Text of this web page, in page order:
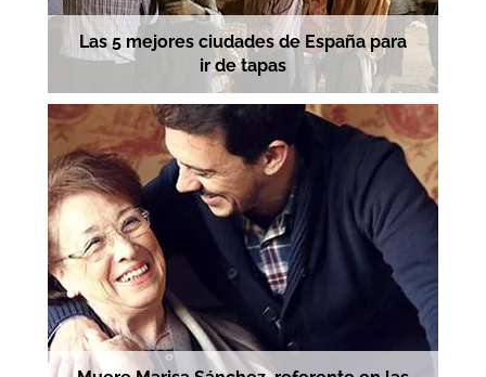
Las 5 mejores ciudades de España para
ir de tapas